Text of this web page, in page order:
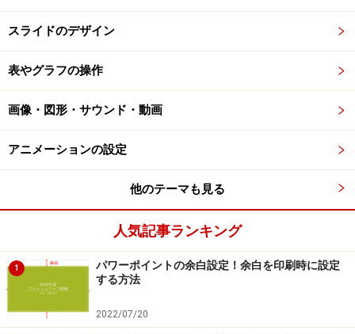
Amazonで PowerPoint 関連の商品をチェック！
スライドのデザイン
表やグラフの操作
画像・図形・サウンド・動画
アニメーションの設定
他のテーマも見る
人気記事ランキング
1
パワーポイントの余白設定！余白を印刷時に設定
する方法
2022/07/20